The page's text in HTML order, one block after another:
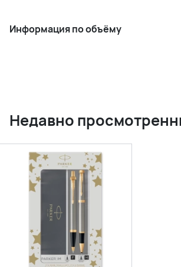
Информация по объёму
Недавно